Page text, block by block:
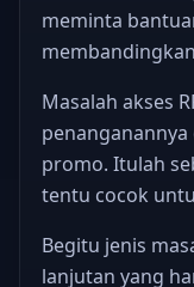
meminta
Masalah akses
promo. Itulah
tentu cocok
Begitu jenis
lanjutan yang